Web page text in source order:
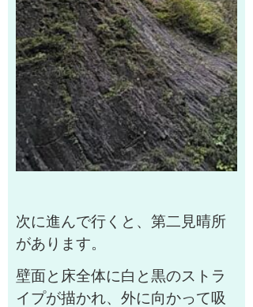
次に進んで行くと、第二見晴所
があります。
壁面と床全体に白と黒のストラ
イプが描かれ、外に向かって吸